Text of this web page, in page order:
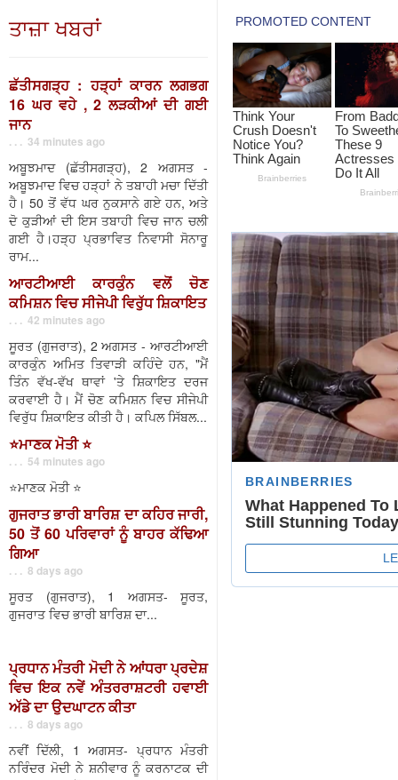
ਤਾਜ਼ਾ ਖਬਰਾਂ
ਛੱਤੀਸਗੜ੍ਹ : ਹੜ੍ਹਾਂ ਕਾਰਨ ਲਗਭਗ
16 ਘਰ ਵਹੇ , 2 ਲੜਕੀਆਂ ਦੀ ਗਈ
ਜਾਨ
. . . 34 minutes ago
ਅਬੂਝਮਾਦ (ਛੱਤੀਸਗੜ੍ਹ), 2 ਅਗਸਤ -
ਅਬੂਝਮਾਦ ਵਿਚ ਹੜ੍ਹਾਂ ਨੇ ਤਬਾਹੀ ਮਚਾ ਦਿੱਤੀ
ਹੈ। 50 ਤੋਂ ਵੱਧ ਘਰ ਨੁਕਸਾਨੇ ਗਏ ਹਨ, ਅਤੇ
ਦੋ ਕੁੜੀਆਂ ਦੀ ਇਸ ਤਬਾਹੀ ਵਿਚ ਜਾਨ ਚਲੀ
ਗਈ ਹੈ।ਹੜ੍ਹ ਪ੍ਰਭਾਵਿਤ ਨਿਵਾਸੀ ਸੋਨਾਰੂ
ਰਾਮ...
ਆਰਟੀਆਈ ਕਾਰਕੁੰਨ ਵਲੋਂ ਚੋਣ
ਕਮਿਸ਼ਨ ਵਿਚ ਸੀਜੇਪੀ ਵਿਰੁੱਧ ਸ਼ਿਕਾਇਤ
. . . 42 minutes ago
ਸੂਰਤ (ਗੁਜਰਾਤ), 2 ਅਗਸਤ - ਆਰਟੀਆਈ
ਕਾਰਕੁੰਨ ਅਮਿਤ ਤਿਵਾੜੀ ਕਹਿੰਦੇ ਹਨ, "ਮੈਂ
ਤਿੰਨ ਵੱਖ-ਵੱਖ ਥਾਵਾਂ 'ਤੇ ਸ਼ਿਕਾਇਤ ਦਰਜ
ਕਰਵਾਈ ਹੈ। ਮੈਂ ਚੋਣ ਕਮਿਸ਼ਨ ਵਿਚ ਸੀਜੇਪੀ
ਵਿਰੁੱਧ ਸ਼ਿਕਾਇਤ ਕੀਤੀ ਹੈ। ਕਪਿਲ ਸਿੱਬਲ...
⭐️ਮਾਣਕ ਮੋਤੀ ⭐️
. . . 54 minutes ago
⭐️ਮਾਣਕ ਮੋਤੀ ⭐️
ਗੁਜਰਾਤ ਭਾਰੀ ਬਾਰਿਸ਼ ਦਾ ਕਹਿਰ ਜਾਰੀ,
50 ਤੋਂ 60 ਪਰਿਵਾਰਾਂ ਨੂੰ ਬਾਹਰ ਕੱਢਿਆ
ਗਿਆ
. . . 8 days ago
ਸੂਰਤ (ਗੁਜਰਾਤ), 1 ਅਗਸਤ- ਸੂਰਤ,
ਗੁਜਰਾਤ ਵਿਚ ਭਾਰੀ ਬਾਰਿਸ਼ ਦਾ...
ਪ੍ਰਧਾਨ ਮੰਤਰੀ ਮੋਦੀ ਨੇ ਆਂਧਰਾ ਪ੍ਰਦੇਸ਼
ਵਿਚ ਇਕ ਨਵੇਂ ਅੰਤਰਰਾਸ਼ਟਰੀ ਹਵਾਈ
ਅੱਡੇ ਦਾ ਉਦਘਾਟਨ ਕੀਤਾ
. . . 8 days ago
ਨਵੀਂ ਦਿੱਲੀ, 1 ਅਗਸਤ- ਪ੍ਰਧਾਨ ਮੰਤਰੀ
ਨਰਿੰਦਰ ਮੋਦੀ ਨੇ ਸ਼ਨੀਵਾਰ ਨੂੰ ਕਰਨਾਟਕ ਦੀ